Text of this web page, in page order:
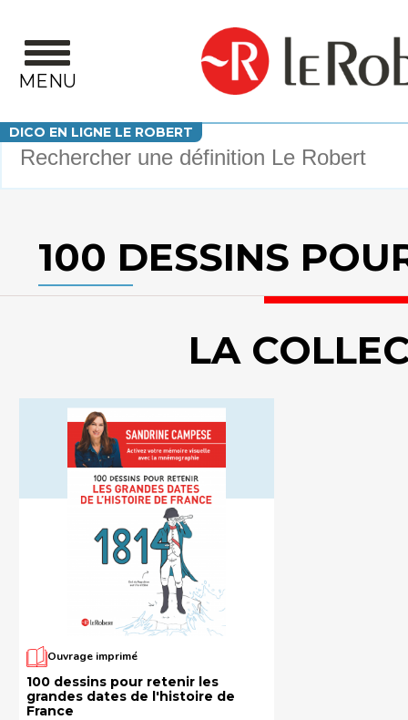
MENU
DICO EN LIGNE LE ROBERT
Votre recherche
100 DESSINS
LA
Ouvrage imprimé
100 dessins pour retenir les
grandes dates de l'histoire de
France